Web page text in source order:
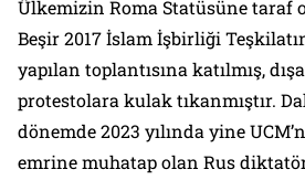
Ülkemizin Roma Statüsüne taraf
Beşir 2017 İslam İşbirliği
yapılan toplantısına katılmış,
protestolara kulak tıkanmıştır.
dönemde 2023 yılında yine
emrine muhatap olan Rus